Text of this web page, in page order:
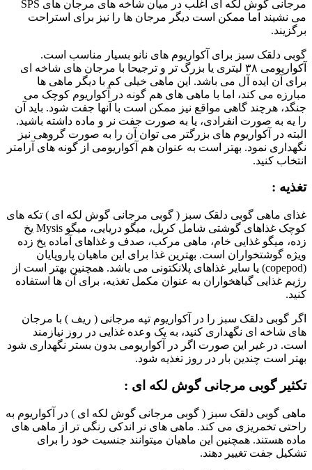
مرجانی گوش لکه ای اغلب در میان شاخه های مرجان های SPS
می نشیند اما ممکن است دیگر مرجان ها را نیز برای استراحت
برگزیند.
گوبی دلقک سبز برای آکواریوم های نانو بسیار مناسب است.
آکواریومی ۳۸ لیتری یا بزرگ تر و ترجیحا با مرجان های شاخه ای
برای آن ایده آل می باشد. این ماهی خیلی کم با دیگر ماهی ها
مبارزه می کند، اما با ماهی های هم گونه در آکواریوم کوچک می
جنگد، هرچند گاهی مواقع نیز ممکن است با آنها جفت شود. باید آن
را یه به صورت انفرادی، یا به صورت جفت نر و ماده داشته باشید.
البته در آکواریوم های بزرگتر می توان آن را به صورت گروهی نیز
نگهداری نمود. بهتر است به عنوان هم آکواریومی از گونه های آرامتر
انتخاب کنید.
تغذیه :
غذای ماهی گوبی دلقک سبز ( گوبی مرجانی گوش لکه ای ) تکه های
کوچک غذاهای گوشتی شامل کریل، میگو دریایی، میگو Mysis یخ
زده، میگو غذایی خام، ماهی مرکب، صدف و غذاهای آماده یخ زده
ویژه گوشتخواران است. بهترین غذا برای این ماهیان پاروپایان
(copepod) یا سایر غذاهای پلانکتونی می باشد. همچنین بهتر است از
رژیم غذایی گیاهخواران به عنوان مکمل تغذیه، برای آن ها استفاده
کنید.
اگر گوبی دلقک سبز را در آکواریوم تپه مرجانی ( ریف ) با مرجان
های شاخه ای نگهداری کنید، به یک وعده غذایی در روز نیازمند
است. در غیر این صورت اگر در آکواریومی بدون بستر نگهداری شود
بهتر است چندین بار در روز تغذیه شود.
تکثیر گوبی مرجانی گوش لکه ای :
ماهی گوبی دلقک سبز ( گوبی مرجانی گوش لکه ای ) در آکواریوم به
راحتی تخمریزی می کند. ماهی های نر اندکی رنگی تر از ماهی های
ماده هستند. همچنین این ماهیان میتوانند جنسیت خود را برای
تشکیل جفت تغییر دهند.